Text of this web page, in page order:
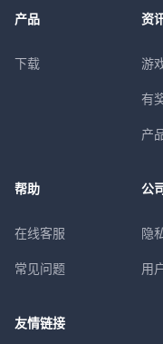
产品
下载
资
游
有
产
帮助
在线客服
常见问题
公
隐
用
友情链接